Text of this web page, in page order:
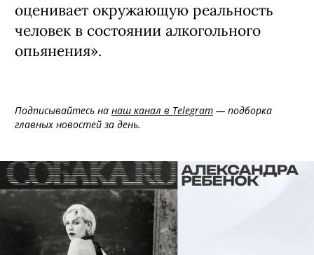
оценивает окружающую реальность
человек в состоянии алкогольного
опьянения».
Подписывайтесь на наш канал в Telegram — подборка
главных новостей за день.